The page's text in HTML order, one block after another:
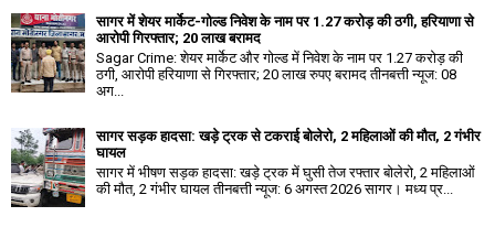
सागर में शेयर मार्केट-गोल्ड निवेश के नाम पर 1.27 करोड़ की ठगी, हरियाणा से
आरोपी गिरफ्तार; 20 लाख बरामद
Sagar Crime: शेयर मार्केट और गोल्ड में निवेश के नाम पर 1.27 करोड़ की
ठगी, आरोपी हरियाणा से गिरफ्तार; 20 लाख रुपए बरामद तीनबत्ती न्यूज: 08
अग...
सागर सड़क हादसा: खड़े ट्रक से टकराई बोलेरो, 2 महिलाओं की मौत, 2 गंभीर
घायल
सागर में भीषण सड़क हादसा: खड़े ट्रक में घुसी तेज रफ्तार बोलेरो, 2 महिलाओं
की मौत, 2 गंभीर घायल तीनबत्ती न्यूज: 6 अगस्त 2026 सागर। मध्य प्र...